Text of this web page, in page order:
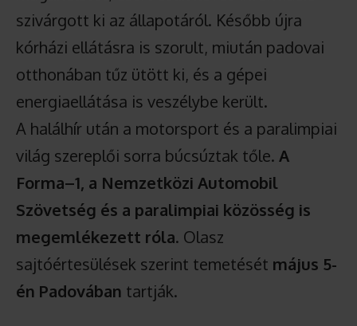
szivárgott ki az állapotáról. Később újra
kórházi ellátásra is szorult, miután padovai
otthonában tűz ütött ki, és a gépei
energiaellátása is veszélybe került.
A halálhír után a motorsport és a paralimpiai
világ szereplői sorra búcsúztak tőle. A
Forma–1, a Nemzetközi Automobil
Szövetség és a paralimpiai közösség is
megemlékezett róla. Olasz
sajtóértesülések szerint temetését május 5-
én Padovában tartják.